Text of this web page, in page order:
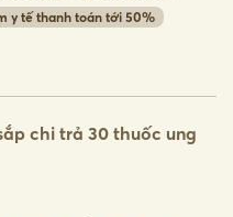
y tế thanh toán tới 50%
chi trả 30 thuốc ung